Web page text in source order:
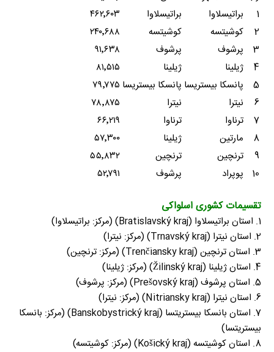
۴۶۲٬۶۰۳
براتیسلاوا براتیسلاوا
1
۲۴۰٬۶۸۸
کوشیتسه کوشیتسه
2
۹۱٬۶۳۸
پرشوف پرشوف
3
۸۱٬۵۱۵
ژیلینا ژیلینا
4
۷۹٬۷۷۵ پانسکا بیستریسا پانسکا بیستریسا
5
۷۸٬۸۷۵
نیترا نیترا
6
۶۶٬۲۱۹
ترناوا ترناوا
7
۵۷٬۳۰۰
ژیلینا مارتین
8
۵۵٬۸۳۲
ترنچین ترنچین
9
۵۲٬۷۹۱
پرشوف پوپراد 10
تقسیمات کشوری اسلواکی
1. استان براتیسلاوا (Bratislavský kraj) (مرکز: براتیسلاوا)
2. استان نیترا (Trnavský kraj) (مرکز: نیترا)
3. استان ترنچین (Trenčiansky kraj) (مرکز: ترنچین)
4. استان ژیلینا (Žilinský kraj) (مرکز: ژیلینا)
5. استان پرشوف (Prešovský kraj) (مرکز: پرشوف)
6. استان نیترا (Nitriansky kraj) (مرکز: نیترا)
7. استان بانسکا بیستریتسا (Banskobystrický kraj) (مرکز: بانسکا
بیستریتسا)
8. استان کوشیتسه (Košický kraj) (مرکز: کوشیتسه)